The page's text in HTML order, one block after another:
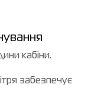
кабіни.
забезпечує